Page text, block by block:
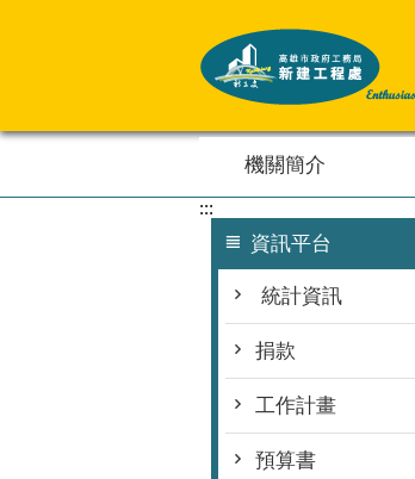
機關簡介
:::
資訊平台
統計資訊
捐款
工作計畫
預算書